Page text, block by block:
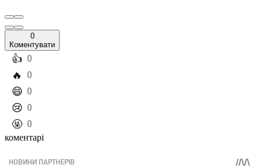
0
Коментувати
️👍 0
️🔥 0
️😄 0
️😢 0
️🤬 0
коментарі